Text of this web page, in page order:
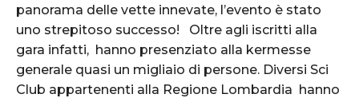
panorama delle vette innevate, l’evento è stato
uno strepitoso successo! Oltre agli iscritti alla
gara infatti, hanno presenziato alla kermesse
generale quasi un migliaio di persone. Diversi Sci
Club appartenenti alla Regione Lombardia hanno